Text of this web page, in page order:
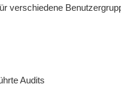
verschiedene
Audits